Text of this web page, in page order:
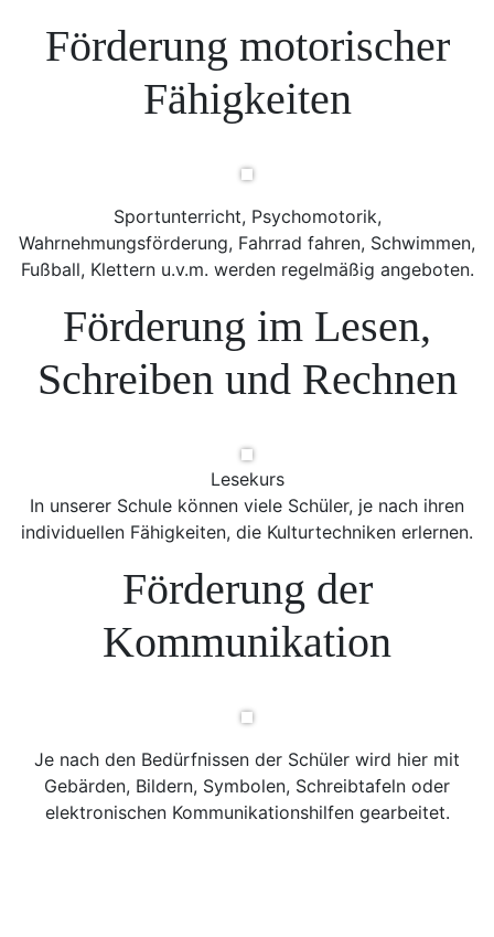
Förderung motorischer
Fähigkeiten
Sportunterricht, Psychomotorik,
Wahrnehmungsförderung, Fahrrad fahren, Schwimmen,
Fußball, Klettern u.v.m. werden regelmäßig angeboten.
Förderung im Lesen,
Schreiben und Rechnen
Lesekurs
In unserer Schule können viele Schüler, je nach ihren
individuellen Fähigkeiten, die Kulturtechniken erlernen.
Förderung der
Kommunikation
Je nach den Bedürfnissen der Schüler wird hier mit
Gebärden, Bildern, Symbolen, Schreibtafeln oder
elektronischen Kommunikationshilfen gearbeitet.